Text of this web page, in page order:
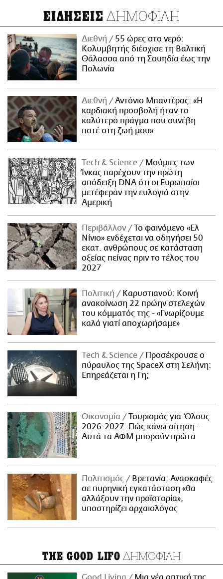
ΕΙΔΗΣΕΙΣ ΔΗΜΟΦΙΛΗ
Διεθνή
55 ώρες στο νερό:
Κολυμβητής διέσχισε τη Βαλτική
Θάλασσα από τη Σουηδία έως την
Πολωνία
Διεθνή
Αντόνιο Μπαντέρας: «Η
καρδιακή προσβολή ήταν το
καλύτερο πράγμα που συνέβη
ποτέ στη ζωή μου»
Τech & Science
Μούμιες των
Ίνκας παρέχουν την πρώτη
απόδειξη DNA ότι οι Ευρωπαίοι
μετέφεραν την ευλογιά στην
Αμερική
Περιβάλλον
Το φαινόμενο «Ελ
Νίνιο» ενδέχεται να οδηγήσει 50
εκατ. ανθρώπους σε κατάσταση
οξείας πείνας πριν το τέλος του
2027
Πολιτική
Καρυστιανού: Κοινή
ανακοίνωση 22 πρώην στελεχών
του κόμματός της - «Γνωρίζουμε
καλά γιατί αποχωρήσαμε»
Τech & Science
Προσέκρουσε ο
πύραυλος της SpaceX στη Σελήνη:
Επηρεάζεται η Γη;
Οικονομία
Τουρισμός για Όλους
2026-2027: Πώς κάνω αίτηση -
Αυτά τα ΑΦΜ μπορούν πρώτα
Πολιτισμός
Βρετανία: Ανασκαφές
σε πυρηνική εγκατάσταση «θα
αλλάξουν την προϊστορία»,
υποστηρίζει αρχαιολόγος
THE GOOD LIFO ΔΗΜΟΦΙΛΗ